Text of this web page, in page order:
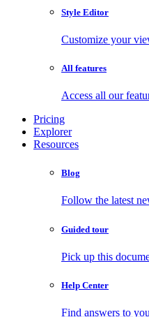
Style Editor
Customize your
All features
Access all our
Pricing
Explorer
Resources
Blog
Follow the latest
Guided tour
Pick up this
Help Center
Find answers to